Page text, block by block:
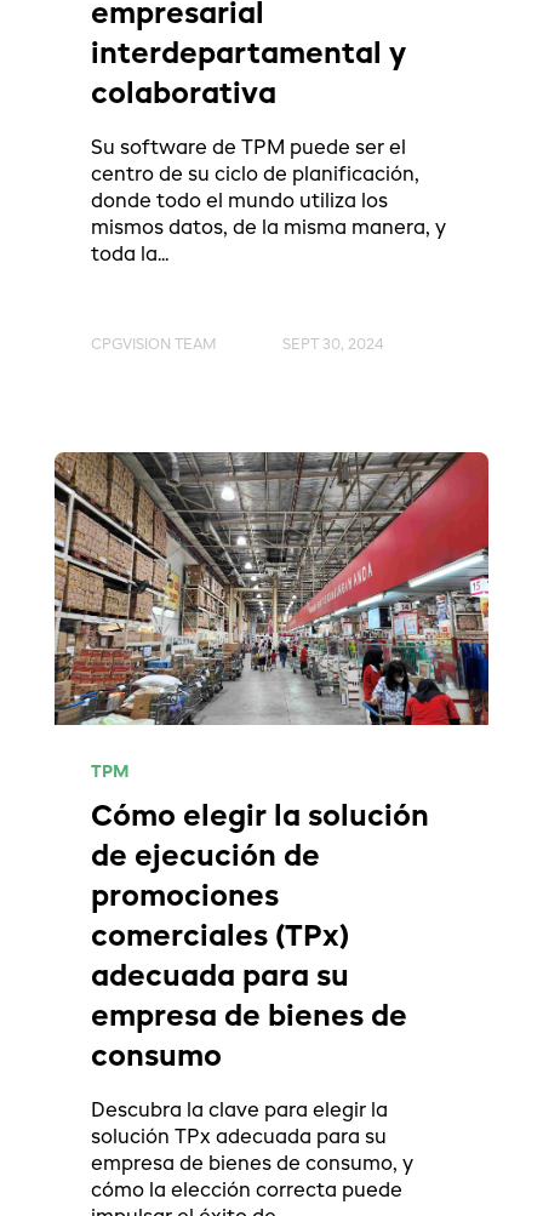
empresarial
interdepartamental y
colaborativa
Su software de TPM puede ser el
centro de su ciclo de planificación,
donde todo el mundo utiliza los
mismos datos, de la misma manera, y
toda la...
CPGVISION TEAM SEPT 30, 2024
TPM
Cómo elegir la solución
de ejecución de
promociones
comerciales (TPx)
adecuada para su
empresa de bienes de
consumo
Descubra la clave para elegir la
solución TPx adecuada para su
empresa de bienes de consumo, y
cómo la elección correcta puede